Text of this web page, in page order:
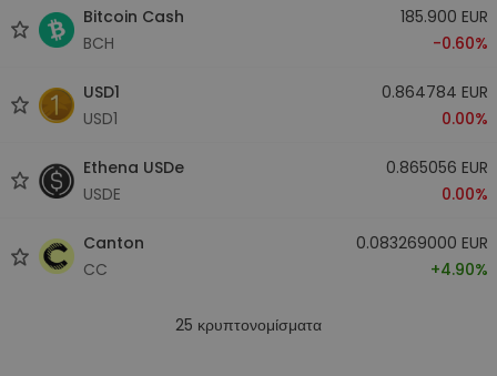
Bitcoin Cash
BCH
185.900 EUR
-0.60%
USD1
USD1
0.864784 EUR
0.00%
Ethena USDe
USDE
0.865056 EUR
0.00%
Canton
CC
0.083269000 EUR
+4.90%
25 κρυπτονομίσματα